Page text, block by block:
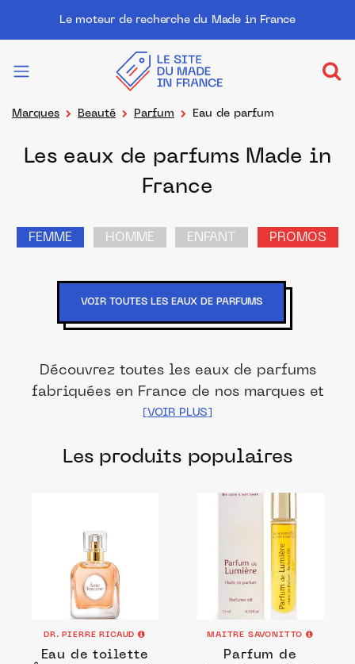
Le moteur de recherche du Made in France
Marques Beauté Parfum Eau de parfum
Les eaux de parfums Made in
France
FEMME HOMME ENFANT PROMOS
VOIR TOUTES LES EAUX DE PARFUMS
Découvrez toutes les eaux de parfums
fabriquées en France de nos marques et
distributeurs partenaires. Des produits
français pour prendre soin de votre
Les produits populaires
DR. PIERRE RICAUD
Eau de toilette
MAITRE SAVONITTO
Parfum de